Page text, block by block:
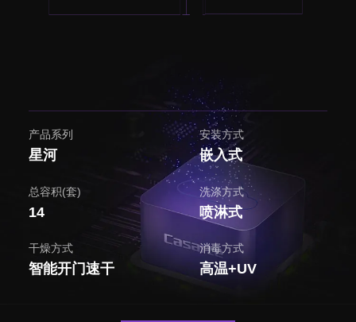
产品系列
星河
安装方式
嵌入式
总容积(套)
14
洗涤方式
喷淋式
干燥方式
智能开门速干
消毒方式
高温+UV